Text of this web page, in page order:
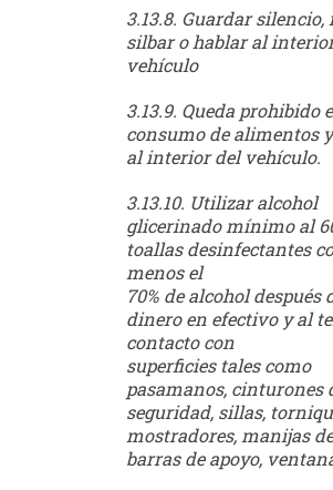
3.13.8. Guardar silencio,
silbar o hablar al
vehículo
3.13.9. Queda prohibido
consumo de alimentos
al interior del vehículo.
3.13.10. Utilizar alcohol
glicerinado mínimo al
toallas desinfectantes
menos el
70% de alcohol
dinero en efectivo y al
contacto con
superficies tales como
pasamanos, cinturones
seguridad, sillas,
mostradores, manijas
barras de apoyo,